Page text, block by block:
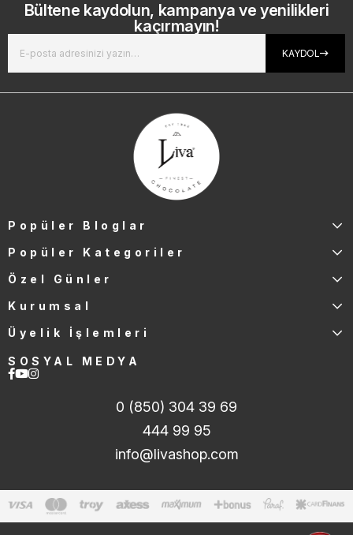
Bültene kaydolun, kampanya ve yenilikleri
kaçırmayın!
KAYDOL
Popüler Bloglar
Popüler Kategoriler
Özel Günler
Kurumsal
Üyelik İşlemleri
SOSYAL MEDYA
0 (850) 304 39 69
444 99 95
info@livashop.com